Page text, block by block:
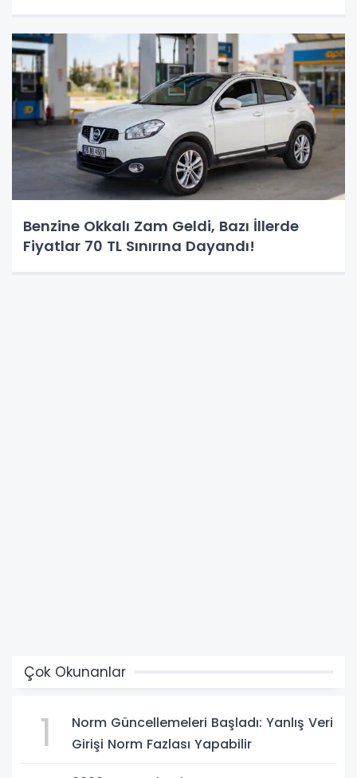
Benzine Okkalı Zam Geldi, Bazı İllerde
Fiyatlar 70 TL Sınırına Dayandı!
Çok Okunanlar
1
Norm Güncellemeleri Başladı: Yanlış Veri
Girişi Norm Fazlası Yapabilir